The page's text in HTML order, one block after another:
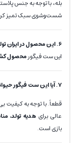
بله، با توجه به جنس
شست‌وشوی سبک تمیز
6. این محصول در ایران تولید شده یا وارداتی است؟
این ست فیگورمحصول
7. آیا این ست فیگور
قطعاً. با توجه به کیفیت
عالی برای هدیه تولد،
بازی است.